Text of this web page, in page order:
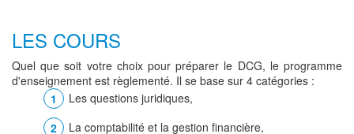
LES COURS
Quel que soit votre choix pour préparer le DCG, le programme
d'enseignement est règlementé. Il se base sur 4 catégories :
Les questions juridiques,
La comptabilité et la gestion financière,